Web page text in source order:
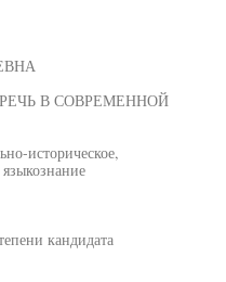
В СОВРЕМЕННОЙ
историческое,
кандидата